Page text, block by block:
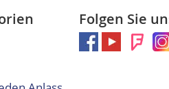
Folgen Sie